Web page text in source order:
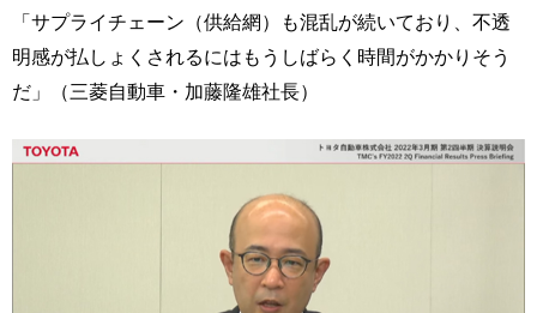
「サプライチェーン（供給網）も混乱が続いており、不透
明感が払しょくされるにはもうしばらく時間がかかりそう
だ」（三菱自動車・加藤隆雄社長）